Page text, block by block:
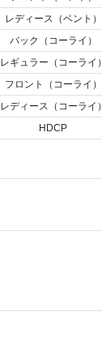
レディース（ベント）
バック（コーライ）
レギュラー（コーライ）
フロント（コーライ）
レディース（コーライ）
HDCP